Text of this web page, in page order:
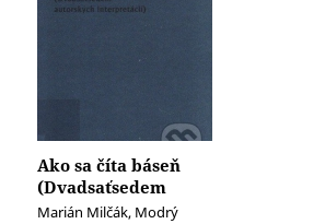
Ako sa číta báseň
(Dvadsaťsedem
autorských
Marián Milčák, Modrý